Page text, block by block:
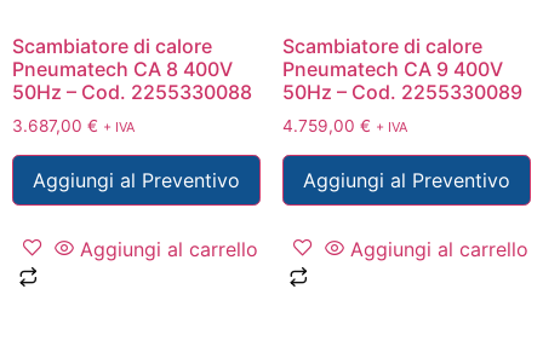
Scambiatore di calore
Pneumatech CA 8 400V
50Hz – Cod. 2255330088
3.687,00 € + IVA
Aggiungi al Preventivo
Aggiungi al carrello
Scambiatore di calore
Pneumatech CA 9 400V
50Hz – Cod. 2255330089
4.759,00 € + IVA
Aggiungi al Preventivo
Aggiungi al carrello